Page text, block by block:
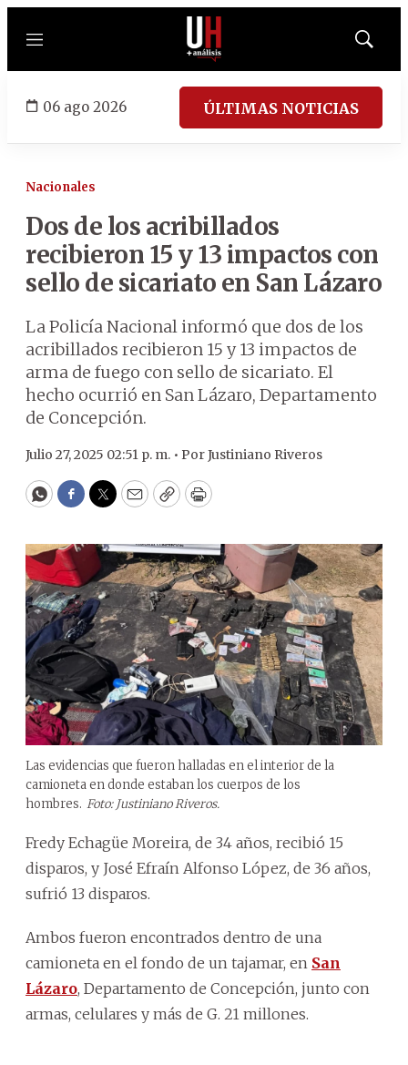
Menú
Mostrar
06 ago 2026 ÚLTIMAS NOTICIAS
Nacionales
Dos de los acribillados
recibieron 15 y 13 impactos con
sello de sicariato en San Lázaro
La Policía Nacional informó que dos de los
acribillados recibieron 15 y 13 impactos de
arma de fuego con sello de sicariato. El
hecho ocurrió en San Lázaro, Departamento
de Concepción.
Julio 27, 2025 02:51 p. m. • PorJustiniano Riveros
WhatsApp
Facebook
Twitter
EmailCopyPrint
Las evidencias que fueron halladas en el interior de la
camioneta en donde estaban los cuerpos de los
hombres. Foto: Justiniano Riveros.
Fredy Echagüe Moreira, de 34 años, recibió 15
disparos, y José Efraín Alfonso López, de 36 años,
sufrió 13 disparos.
Ambos fueron encontrados dentro de una
camioneta en el fondo de un tajamar, en San
Lázaro, Departamento de Concepción, junto con
armas, celulares y más de G. 21 millones.